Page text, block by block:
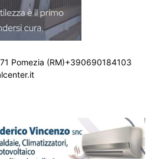
Pomezia (RM)+390690184103